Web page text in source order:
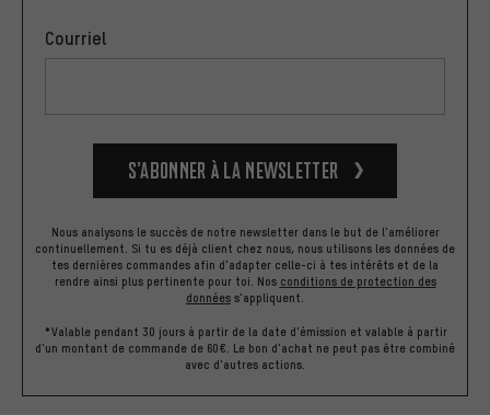
Courriel
S’abonner à la newsletter
Nous analysons le succès de notre newsletter dans le but de l'améliorer
continuellement. Si tu es déjà client chez nous, nous utilisons les données de
tes dernières commandes afin d'adapter celle-ci à tes intérêts et de la
rendre ainsi plus pertinente pour toi. Nos conditions de protection des
données s'appliquent.
*Valable pendant 30 jours à partir de la date d'émission et valable à partir
d'un montant de commande de 60€. Le bon d'achat ne peut pas être combiné
avec d'autres actions.